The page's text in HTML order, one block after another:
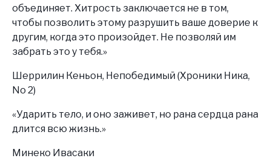
объединяет. Хитрость заключается не в том,
чтобы позволить этому разрушить ваше доверие к
другим, когда это произойдет. Не позволяй им
забрать это у тебя.»
Шеррилин Кеньон, Непобедимый (Хроники Ника,
No 2)
«Ударить тело, и оно заживет, но рана сердца рана
длится всю жизнь.»
Минеко Ивасаки